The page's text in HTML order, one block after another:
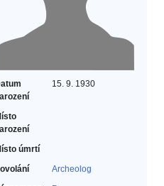
15. 9. 1930
úmrtí
Archeolog‎